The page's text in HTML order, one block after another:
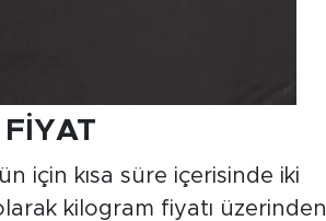
için kısa süre içerisinde iki
kilogram fiyatı üzerinden